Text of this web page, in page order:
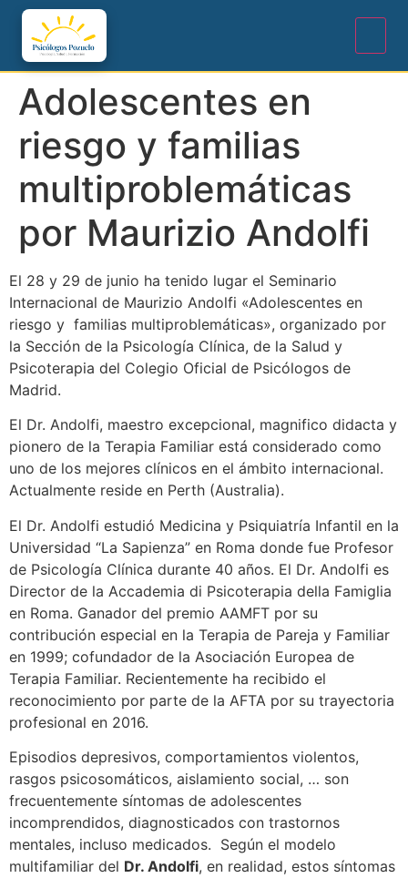
Adolescentes en
riesgo y familias
multiproblemáticas
por Maurizio Andolfi
El 28 y 29 de junio ha tenido lugar el Seminario
Internacional de Maurizio Andolfi «Adolescentes en
riesgo y familias multiproblemáticas», organizado por
la Sección de la Psicología Clínica, de la Salud y
Psicoterapia del Colegio Oficial de Psicólogos de
Madrid.
El Dr. Andolfi, maestro excepcional, magnifico didacta y
pionero de la Terapia Familiar está considerado como
uno de los mejores clínicos en el ámbito internacional.
Actualmente reside en Perth (Australia).
El Dr. Andolfi estudió Medicina y Psiquiatría Infantil en la
Universidad “La Sapienza” en Roma donde fue Profesor
de Psicología Clínica durante 40 años. El Dr. Andolfi es
Director de la Accademia di Psicoterapia della Famiglia
en Roma. Ganador del premio AAMFT por su
contribución especial en la Terapia de Pareja y Familiar
en 1999; cofundador de la Asociación Europea de
Terapia Familiar. Recientemente ha recibido el
reconocimiento por parte de la AFTA por su trayectoria
profesional en 2016.
Episodios depresivos, comportamientos violentos,
rasgos psicosomáticos, aislamiento social, … son
frecuentemente síntomas de adolescentes
incomprendidos, diagnosticados con trastornos
mentales, incluso medicados. Según el modelo
multifamiliar del Dr. Andolfi, en realidad, estos síntomas